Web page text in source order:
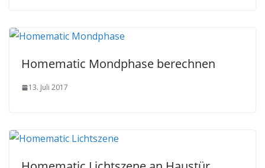
Homematic Mondphase berechnen
13. Juli 2017